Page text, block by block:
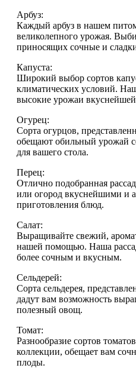
Арбуз:
Каждый арбуз в нашем
великолепного урожая.
приносящих сочные и
Капуста:
Широкий выбор сортов
климатических условий.
высокие урожаи
Огурец:
Сорта огурцов,
обещают обильный урожай
для вашего стола.
Перец:
Отлично подобранная
или огород вкуснейшими и
приготовления блюд.
Салат:
Выращивайте свежий,
нашей помощью. Наша
более сочным и вкусным.
Сельдерей:
Сорта сельдерея,
дадут вам возможность
полезный овощ.
Томат:
Разнообразие сортов
коллекции, обещает вам
плоды.